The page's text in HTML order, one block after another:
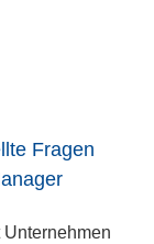
Fragen